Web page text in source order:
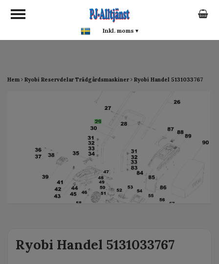
google-site-verification:
google0142a1f5f0015a93.html
Hem Ryobi Reservdelar Trädgårdsmaskiner Ryobi Handel 5131033767
Ryobi Handel 5131033767
Inkl. moms ▾